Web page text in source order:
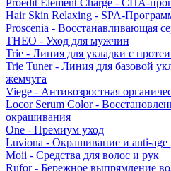
Proedit Element Charge - СПА-
Hair Skin Relaxing - SPA-
Proscenia - Восстанавливающая
THEO - Уход для мужчин
Trie - Линия для укладки с
Trie Tuner - Линия для базовой
жемчуга
Viege - Антивозростная
Locor Serum Color -
окрашивания
One - Премиум уход
Luviona - Окрашивание и anti-age
Moii - Средства для волос и рук
Rufor - Бережное выпрямление